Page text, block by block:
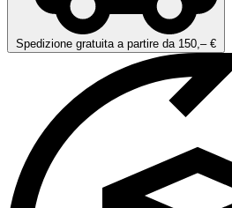
Spedizione gratuita a partire da 150,– €